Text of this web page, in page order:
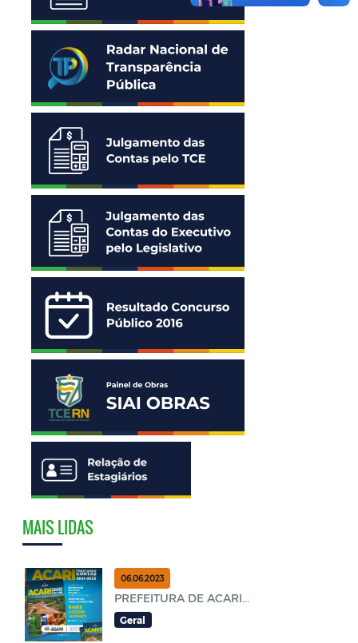
MAIS LIDAS
06.06.2023
PREFEITURA DE ACARI...
Geral